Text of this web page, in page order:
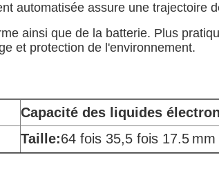
automatisée assure une trajectoire
ainsi que de la batterie. Plus
et protection de l'environnement.
Capacité des liquides
Taille:64 fois 35,5 fois 17.5 mm